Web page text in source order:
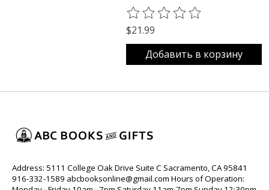
The rating of this product is
$21.99
Добавить в корзину
Address: 5111 College Oak Drive Suite C Sacramento, CA 95841
916-332-1589 abcbooksonline@gmail.com Hours of Operation: